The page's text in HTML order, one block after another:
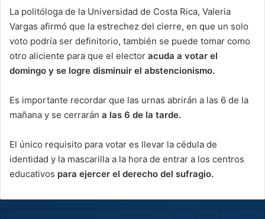
La politóloga de la Universidad de Costa Rica, Valeria
Vargas afirmó que la estrechez del cierre, en que un solo
voto podría ser definitorio, también se puede tomar como
otro aliciente para que el elector acuda a votar el
domingo y se logre disminuir el abstencionismo.
Es importante recordar que las urnas abrirán a las 6 de la
mañana y se cerrarán a las 6 de la tarde.
El único requisito para votar es llevar la cédula de
identidad y la mascarilla a la hora de entrar a los centros
educativos para ejercer el derecho del sufragio.